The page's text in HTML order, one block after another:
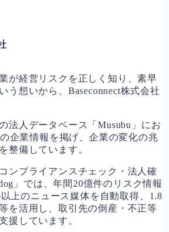
が経営リスクを正しく知り、素早
う想いから、Baseconnect株式会社
法人データベース「Musubu」にお
企業情報を掲げ、企業の変化の兆
整備しています。
ンプライアンスチェック・法人確
」では、年間20億件のリスク情報
上のニュース媒体を自動取得、1.8
を活用し、取引先の倒産・不正等
援しています。